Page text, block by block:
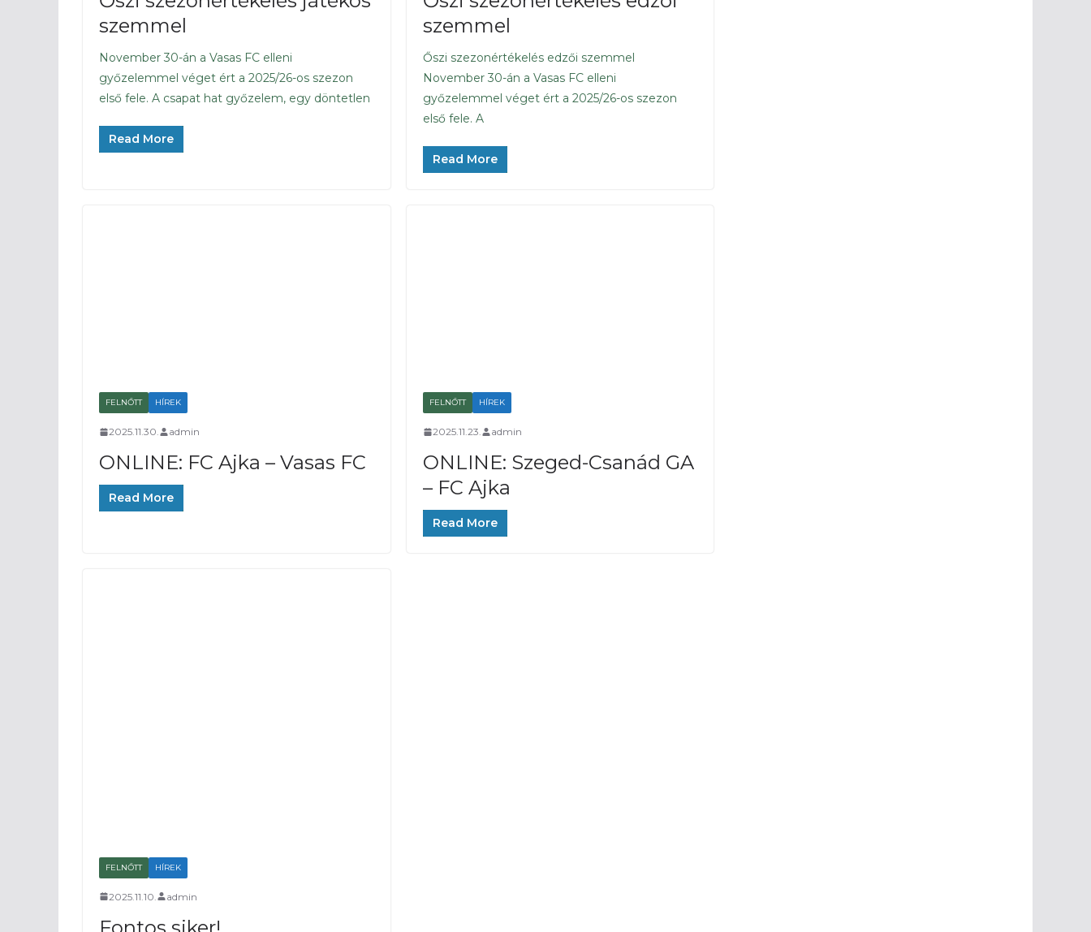
szemmel
November 30-án a Vasas FC elleni
győzelemmel véget ért a 2025/26-os szezon
első fele. A csapat hat győzelem, egy döntetlen
Read More
szemmel
Őszi szezonértékelés edzői szemmel
November 30-án a Vasas FC elleni
győzelemmel véget ért a 2025/26-os szezon
első fele. A
Read More
FELNŐTT HÍREK
2025.11.30. admin
ONLINE: FC Ajka – Vasas FC
Read More
FELNŐTT HÍREK
2025.11.23. admin
ONLINE: Szeged-Csanád GA
– FC Ajka
Read More
FELNŐTT HÍREK
2025.11.10. admin
Fontos siker!